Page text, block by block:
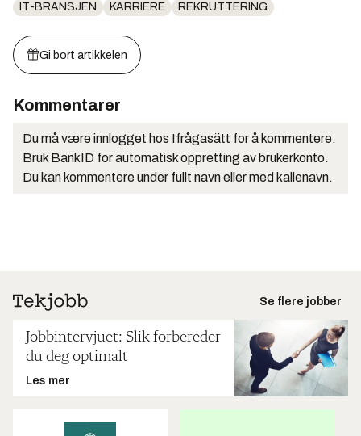
IT-BRANSJEN KARRIERE REKRUTTERING
Gi bort artikkelen
Kommentarer
Du må være innlogget hos Ifrågasätt for å kommentere.
Bruk BankID for automatisk oppretting av brukerkonto.
Du kan kommentere under fullt navn eller med kallenavn.
Se flere jobber
Jobbintervjuet: Slik forbereder
du deg optimalt
Les mer